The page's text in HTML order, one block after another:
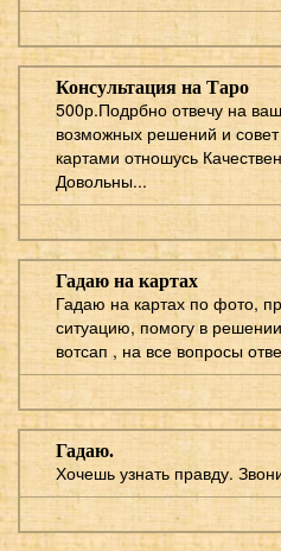
Консультация на Таро
500р.Подрбно отвечу на
возможных решений и
картами отношусь
Довольны...
Гадаю на картах
Гадаю на картах по фото,
ситуацию, помогу в
вотсап , на все вопросы
Гадаю.
Хочешь узнать правду.